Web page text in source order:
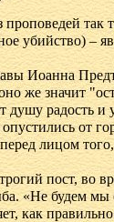
так
убий­ство) –
Иоан­на
же зна­чит
ду­шу ра­дость
от
пе­ред ли­цом
пост, во
«Не бу­дем
как